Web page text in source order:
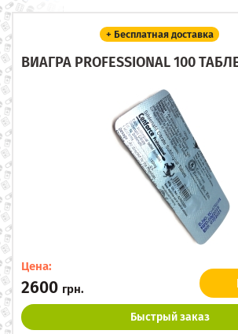
+ Бесплатная доставка
ВИАГРА PROFESSIONAL 100
Цена:
2600 грн.
Быстрый заказ